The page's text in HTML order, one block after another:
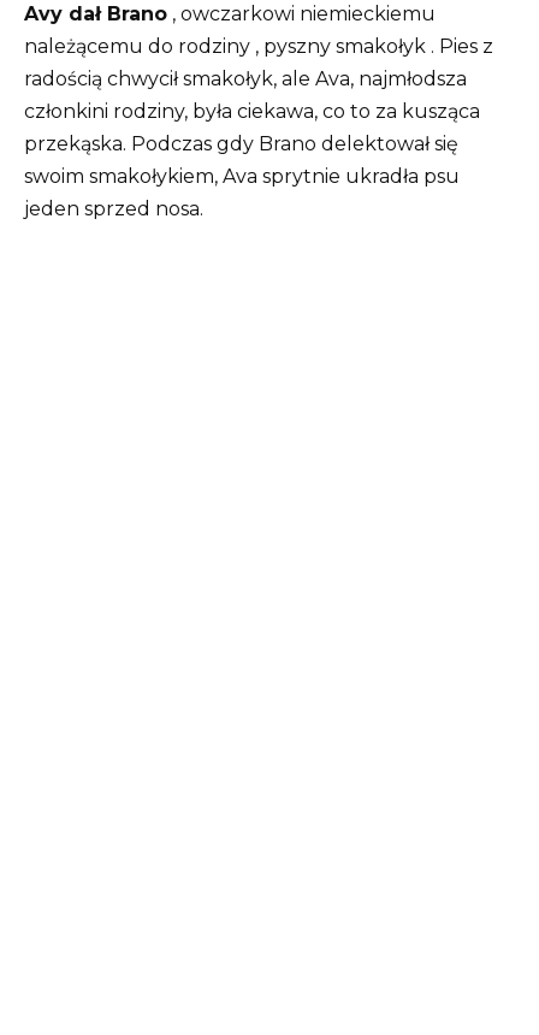
Avy dał Brano , owczarkowi niemieckiemu
należącemu do rodziny , pyszny smakołyk . Pies z
radością chwycił smakołyk, ale Ava, najmłodsza
członkini rodziny, była ciekawa, co to za kusząca
przekąska. Podczas gdy Brano delektował się
swoim smakołykiem, Ava sprytnie ukradła psu
jeden sprzed nosa.